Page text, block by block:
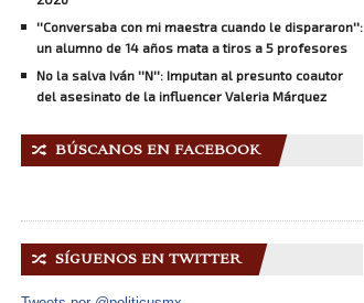
''Conversaba con mi maestra cuando le dispararon'':
un alumno de 14 años mata a tiros a 5 profesores
No la salva Iván ''N'': Imputan al presunto coautor
del asesinato de la influencer Valeria Márquez
🔀 BÚSCANOS EN FACEBOOK
🔀 SÍGUENOS EN TWITTER